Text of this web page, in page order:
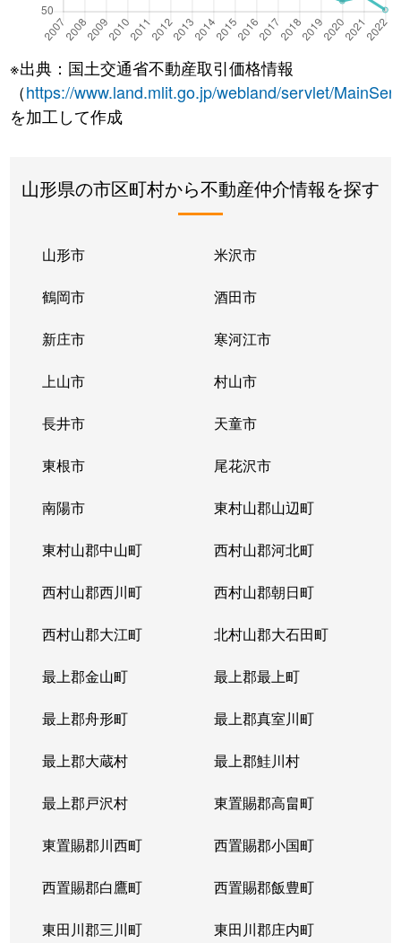
※出典：国土交通省不動産取引価格情報
（https://www.land.mlit.go.jp/webland/servlet/
を加工して作成
山形県の市区町村から不動産仲介情報を探す
山形市 米沢市
鶴岡市 酒田市
新庄市 寒河江市
上山市 村山市
長井市 天童市
東根市 尾花沢市
南陽市 東村山郡山辺町
東村山郡中山町 西村山郡河北町
西村山郡西川町 西村山郡朝日町
西村山郡大江町 北村山郡大石田町
最上郡金山町 最上郡最上町
最上郡舟形町 最上郡真室川町
最上郡大蔵村 最上郡鮭川村
最上郡戸沢村 東置賜郡高畠町
東置賜郡川西町 西置賜郡小国町
西置賜郡白鷹町 西置賜郡飯豊町
東田川郡三川町 東田川郡庄内町